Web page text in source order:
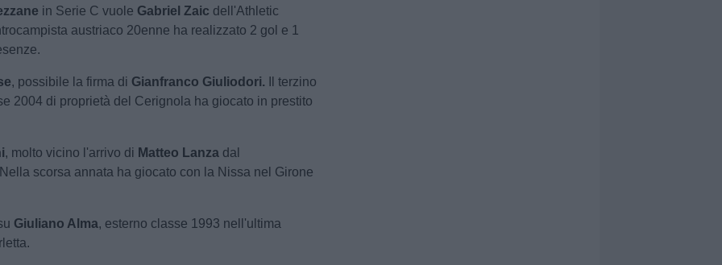
in Serie C vuole Gabriel Zaic dell'Athletic
austriaco 20enne ha realizzato 2 gol e 1
, possibile la firma di Gianfranco Giuliodori. Il terzino
2004 di proprietà del Cerignola ha giocato in prestito
, molto vicino l'arrivo di Matteo Lanza dal
scorsa annata ha giocato con la Nissa nel Girone
Giuliano Alma, esterno classe 1993 nell'ultima